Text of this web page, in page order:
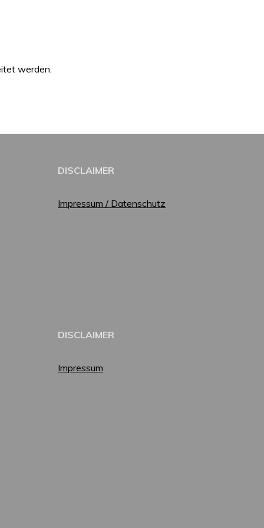
werden.
DISCLAIMER
Impressum / Datenschutz
DISCLAIMER
Impressum